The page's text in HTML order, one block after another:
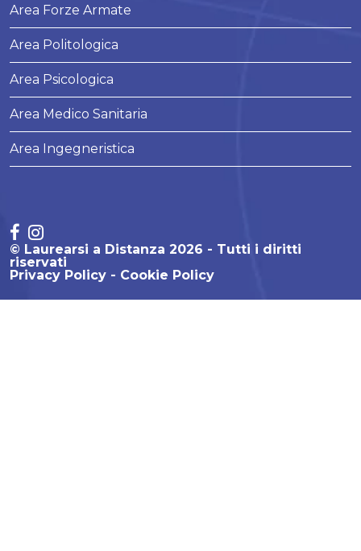
Area Forze Armate
Area Politologica
Area Psicologica
Area Medico Sanitaria
Area Ingegneristica
© Laurearsi a Distanza 2026 - Tutti i diritti
riservati
Privacy Policy
Cookie Policy